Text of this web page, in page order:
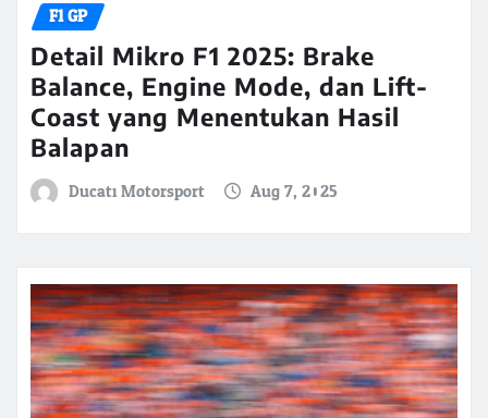
F1 GP
Detail Mikro F1 2025: Brake
Balance, Engine Mode, dan Lift-
Coast yang Menentukan Hasil
Balapan
Ducati Motorsport Aug 7, 2025